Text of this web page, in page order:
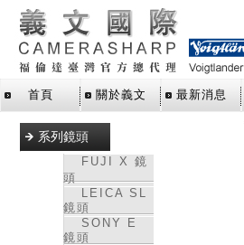
首頁 關於義文 最新消息
系列鏡頭
FUJI X 鏡
頭
LEICA SL
鏡頭
SONY E
鏡頭